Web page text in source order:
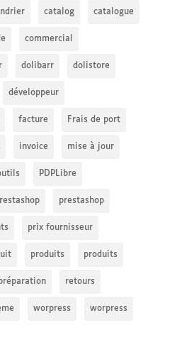
catalog catalogue
commercial
dolibarr dolistore
développeur
facture Frais de port
invoice mise à jour
PDPLibre
prestashop
prix fournisseur
produits produits
retours
worpress worpress